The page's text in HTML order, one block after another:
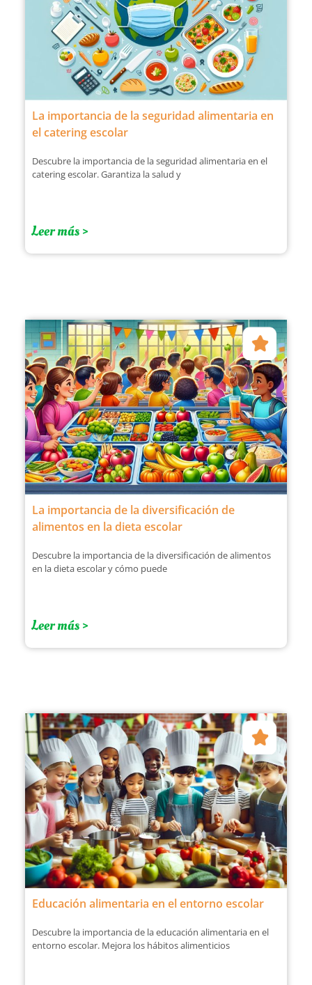
La importancia de la seguridad alimentaria en
el catering escolar
Descubre la importancia de la seguridad alimentaria en el
catering escolar. Garantiza la salud y
Leer más >
La importancia de la diversificación de
alimentos en la dieta escolar
Descubre la importancia de la diversificación de alimentos
en la dieta escolar y cómo puede
Leer más >
Educación alimentaria en el entorno escolar
Descubre la importancia de la educación alimentaria en el
entorno escolar. Mejora los hábitos alimenticios